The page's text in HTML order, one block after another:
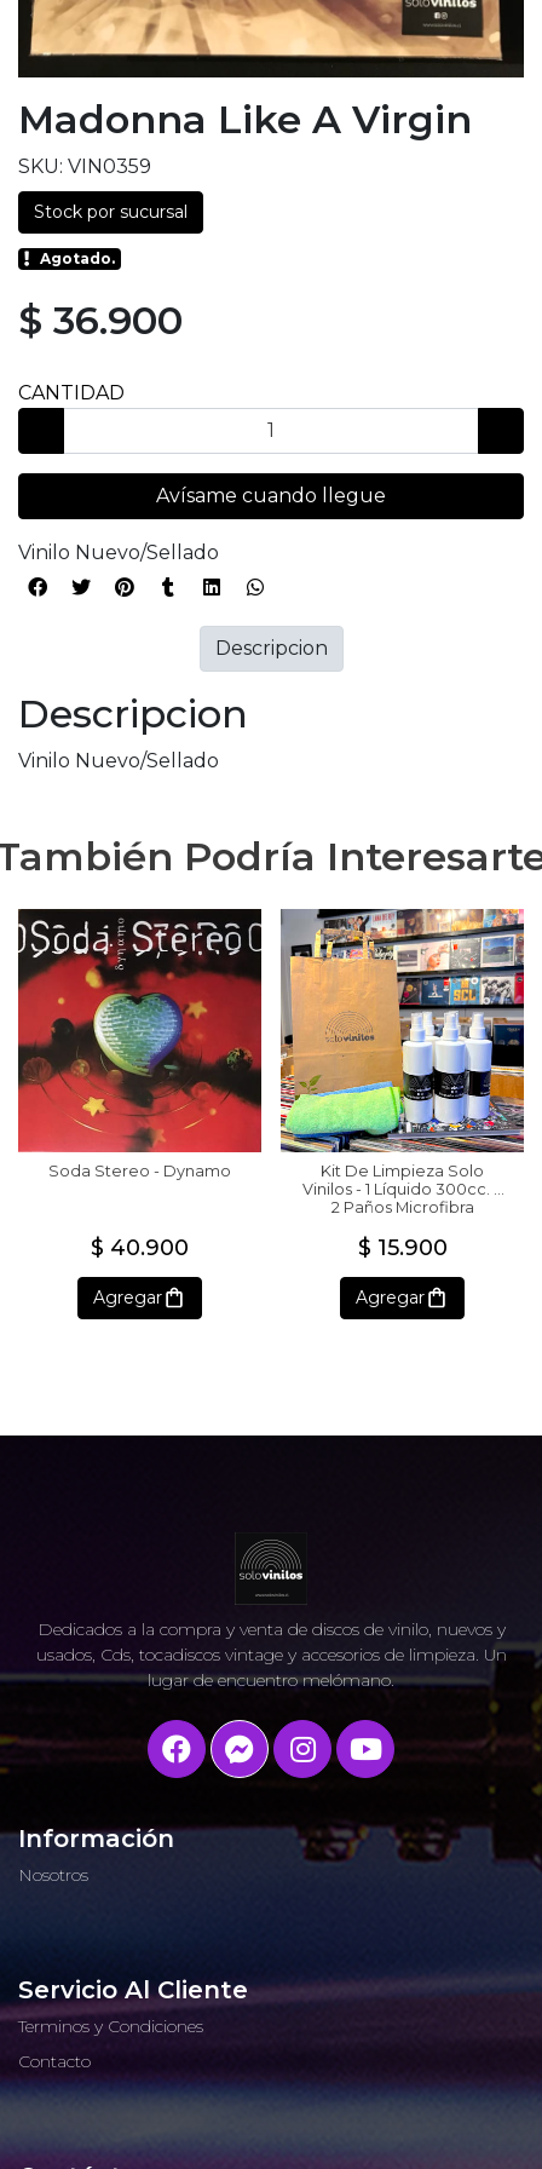
Madonna Like A Virgin
SKU: VIN0359
Stock por sucursal
Agotado.
$ 36.900
CANTIDAD
Avísame cuando llegue
Vinilo Nuevo/Sellado
Descripcion
Vinilo Nuevo/Sellado
Descripcion
Podría
Soda Stereo - Dynamo
$ 40.900
Agregar
Kit De Limpieza Solo
Vinilos - 1 Líquido 300cc. +
2 Paños Microfibra
$ 15.900
Agregar
Dedicados a la compra y venta de discos de vinilo, nuevos y
usados, Cds, tocadiscos vintage y accesorios de limpieza. Un
lugar de encuentro melómano.
Información
Nosotros
Servicio Al Cliente
Terminos y Condiciones
Contacto